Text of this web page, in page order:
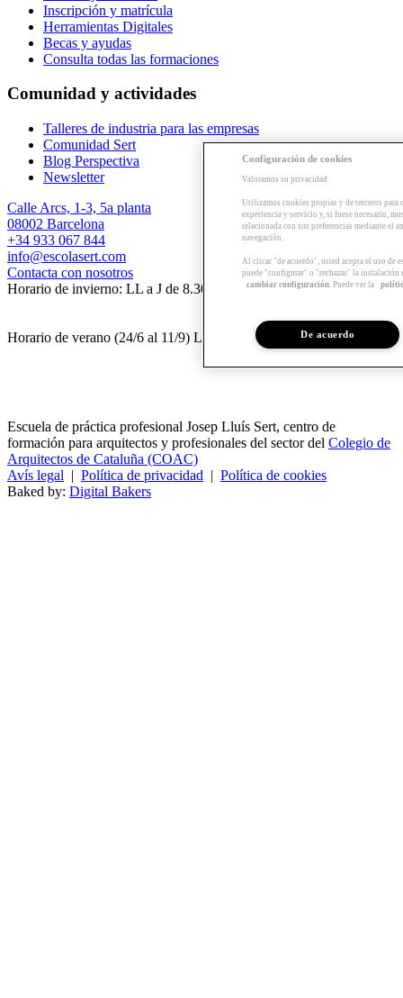
Inscripción y matrícula
Herramientas Digitales
Becas y ayudas
Consulta todas las formaciones
Comunidad y actividades
Talleres de industria para las empresas
Comunidad Sert
Blog Perspectiva
Newsletter
Calle Arcs, 1-3, 5a planta
08002 Barcelona
+34 933 067 844
info@escolasert.com
Contacta con nosotros
Horario de invierno: LL a J de 8.30 a 16.30 h / V de 8.30 a 14 h.
Horario de verano (24/6 al 11/9) LL a V de 8.30 a 14 h.
Escuela de práctica profesional Josep Lluís Sert, centro de
formación para arquitectos y profesionales del sector del Colegio de
Arquitectos de Cataluña (COAC)
Avís legal | Política de privacidad | Política de cookies
Baked by: Digital Bakers
Configuración de cookies
Valoramos su privacidad
Utilizamos cookies propias y de terceros para
experiencia y servicio y, si fuese necesario,
relacionada con sus preferencias mediante el
navegación.
Al clicar "de acuerdo", usted acepta el uso de
puede "configurar" o "rechazar" la instalación
cambiar configuración . Puede ver la
De acuerdo